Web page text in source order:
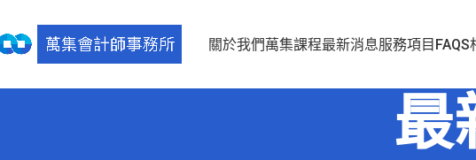
關於我們萬集課程最新消息服務項目 FAQS
最